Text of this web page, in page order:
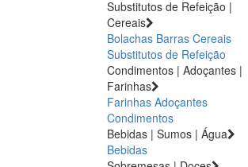
Substitutos de Refeição |
Cereais
Bolachas Barras Cereais
Substitutos de Refeição
Condimentos | Adoçantes |
Farinhas
Farinhas Adoçantes
Condimentos
Bebidas | Sumos | Água
Bebidas